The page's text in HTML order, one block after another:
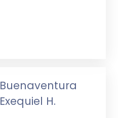
Buenaventura
Exequiel H.